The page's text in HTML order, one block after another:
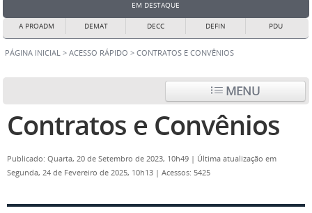
EM DESTAQUE
A PROADM DEMAT DECC DEFIN PDU
PÁGINA INICIAL > ACESSO RÁPIDO > CONTRATOS E CONVÊNIOS
MENU
Contratos e Convênios
Publicado: Quarta, 20 de Setembro de 2023, 10h49 | Última atualização em
Segunda, 24 de Fevereiro de 2025, 10h13 | Acessos: 5425